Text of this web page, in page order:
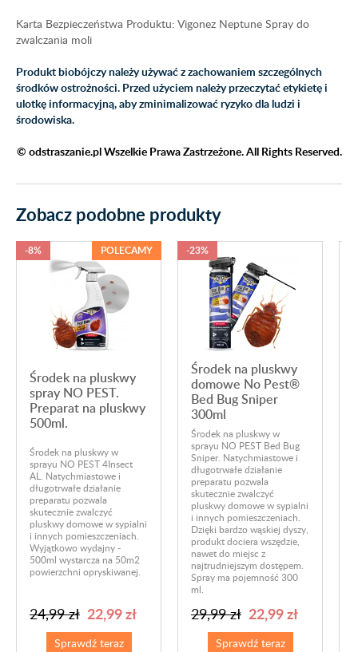
Karta Bezpieczeństwa Produktu: Vigonez Neptune Spray do
zwalczania moli
Produkt biobójczy należy używać z zachowaniem szczególnych
środków ostrożności. Przed użyciem należy przeczytać etykietę i
ulotkę informacyjną,aby zminimalizować ryzyko dla ludzi i
środowiska.
© odstraszanie.pl Wszelkie Prawa Zastrzeżone. All Rights Reserved.
Zobacz podobne produkty
Środek na pluskwy
spray NO PEST.
Preparat na pluskwy
500ml.
-8% POLECAMY
Środek na pluskwy w
sprayu NO PEST 4Insect
AL. Natychmiastowe i
długotrwałe działanie
preparatu pozwala
skutecznie zwalczyć
pluskwy domowe w sypialni
i innych pomieszczeniach.
Wyjątkowo wydajny -
500ml wystarcza na 50m2
powierzchni opryskiwanej.
24,99 zł 22,99 zł
Sprawdź teraz
Środek na pluskwy
domowe No Pest®
Bed Bug Sniper
300ml
-23%
Środek na pluskwy w
sprayu NO PEST Bed Bug
Sniper. Natychmiastowe i
długotrwałe działanie
preparatu pozwala
skutecznie zwalczyć
pluskwy domowe w sypialni
i innych pomieszczeniach.
Dzięki bardzo wąskiej dyszy,
produkt dociera wszędzie,
nawet do miejsc z
najtrudniejszym dostępem.
Spray ma pojemność 300
ml.
29,99 zł 22,99 zł
Sprawdź teraz